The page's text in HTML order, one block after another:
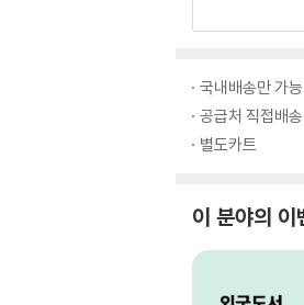
국내배송만 가능
공급처 직접배송
별도카트
이 분야의 이